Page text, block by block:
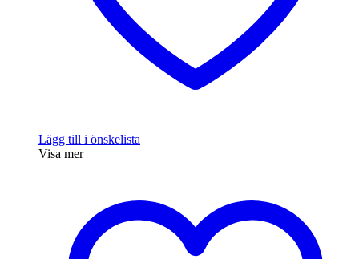
Lägg till i önskelista
Visa mer